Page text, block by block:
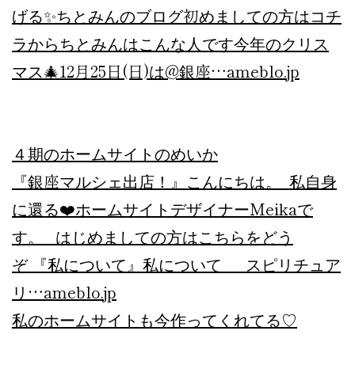
げる✨ちとみんのブログ初めましての方はコチ
ラからちとみんはこんな人です今年のクリス
マス🎄12月25日(日)は@銀座…ameblo.jp
４期のホームサイトのめいか
『銀座マルシェ出店！』 こんにちは。 私自身
に還る❤️ホームサイトデザイナーMeikaで
す。 はじめましての方はこちらをどう
ぞ 『私について』私について スピリチュア
リ…ameblo.jp
私のホームサイトも今作ってくれてる♡